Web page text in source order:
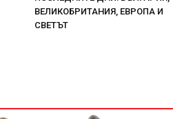
ВЕЛИКОБРИТАНИЯ, ЕВРОПА И
СВЕТЪТ